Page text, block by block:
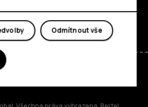
YoutubeLinkedinDiscord
Odmítnout vše